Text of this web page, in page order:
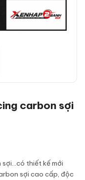
carbon sợi
thiết kế mới
sợi cao cấp, độc